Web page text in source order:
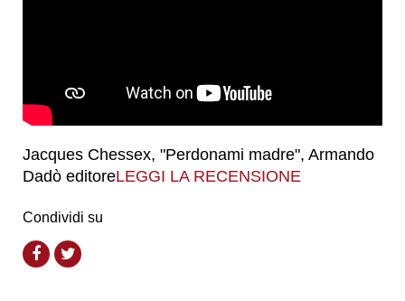
Jacques Chessex, "Perdonami madre", Armando
Dadò editoreLEGGI LA RECENSIONE
Condividi su